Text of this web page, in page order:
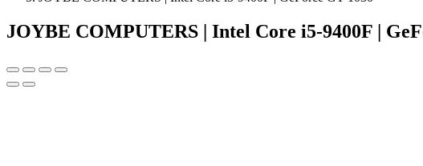
JOYBE COMPUTERS | Intel Core i5-9400F |